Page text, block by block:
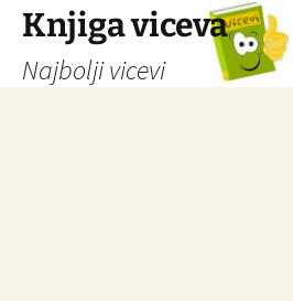
Knjiga viceva
Najbolji vicevi